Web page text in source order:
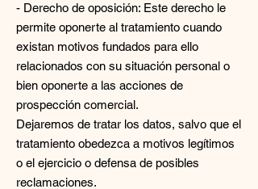
- Derecho de oposición: Este derecho le
permite oponerte al tratamiento cuando
existan motivos fundados para ello
relacionados con su situación personal o
bien oponerte a las acciones de
prospección comercial.
Dejaremos de tratar los datos, salvo que el
tratamiento obedezca a motivos legítimos
o el ejercicio o defensa de posibles
reclamaciones.